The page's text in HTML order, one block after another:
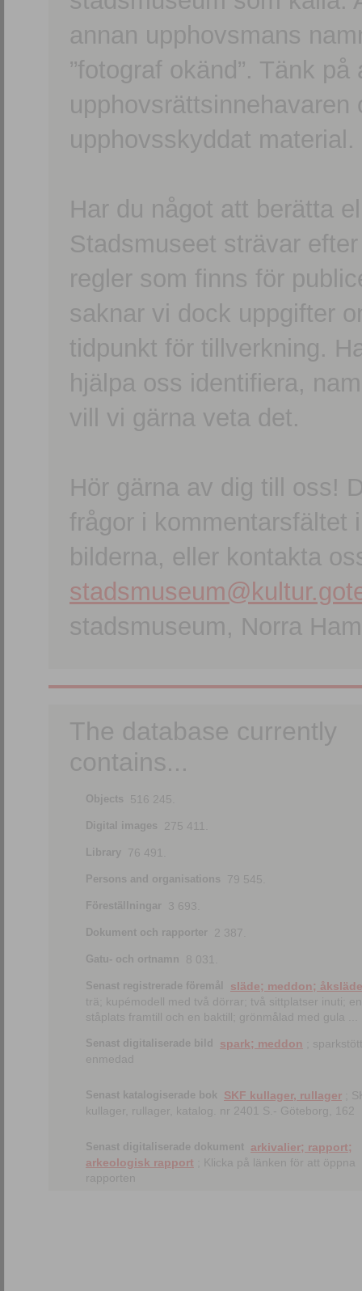
annan upphovsmans
”fotograf okänd”. Tänk
upphovsskyddat material.
Har du något att berätta
Stadsmuseet strävar
regler som finns för
saknar vi dock uppgifter
tidpunkt för tillverkning.
hjälpa oss identifiera,
vill vi gärna veta det.
Hör gärna av dig till oss!
frågor i kommentarsfältet
bilderna, eller kontakta
stadsmuseum, Norra
The database currently
contains...
Objects 516 245.
Digital images 275 411.
Library 76 491.
Persons and organisations 79 545.
Föreställningar 3 693.
Dokument och rapporter 2 387.
Gatu- och ortnamn 8 031.
Senast registrerade föremål
släde; meddon; åksläde
trä; kupémodell med två dörrar; två sittplatser inuti; en
ståplats framtill och en baktill; grönmålad med gula ...
Senast digitaliserade bild spark; meddon ;
enmedad
Senast katalogiserade bok SKF kullager, rullager ;
kullager, rullager, katalog. nr 2401 S.- Göteborg, 162
Senast digitaliserade dokument arkivalier; rapport;
arkeologisk rapport ; Klicka på länken för att öppna
rapporten